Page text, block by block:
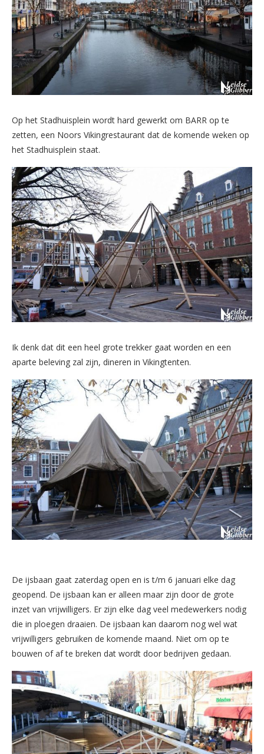
Op het Stadhuisplein wordt hard gewerkt om BARR op te
zetten, een Noors Vikingrestaurant dat de komende weken op
het Stadhuisplein staat.
Ik denk dat dit een heel grote trekker gaat worden en een
aparte beleving zal zijn, dineren in Vikingtenten.
De ijsbaan gaat zaterdag open en is t/m 6 januari elke dag
geopend. De ijsbaan kan er alleen maar zijn door de grote
inzet van vrijwilligers. Er zijn elke dag veel medewerkers nodig
die in ploegen draaien. De ijsbaan kan daarom nog wel wat
vrijwilligers gebruiken de komende maand. Niet om op te
bouwen of af te breken dat wordt door bedrijven gedaan.